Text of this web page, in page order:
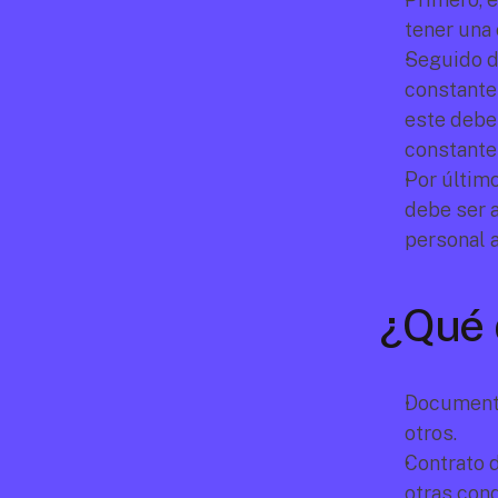
tener una
Seguido
este
Por
debe ser
personal
otros.
Contrato
otras